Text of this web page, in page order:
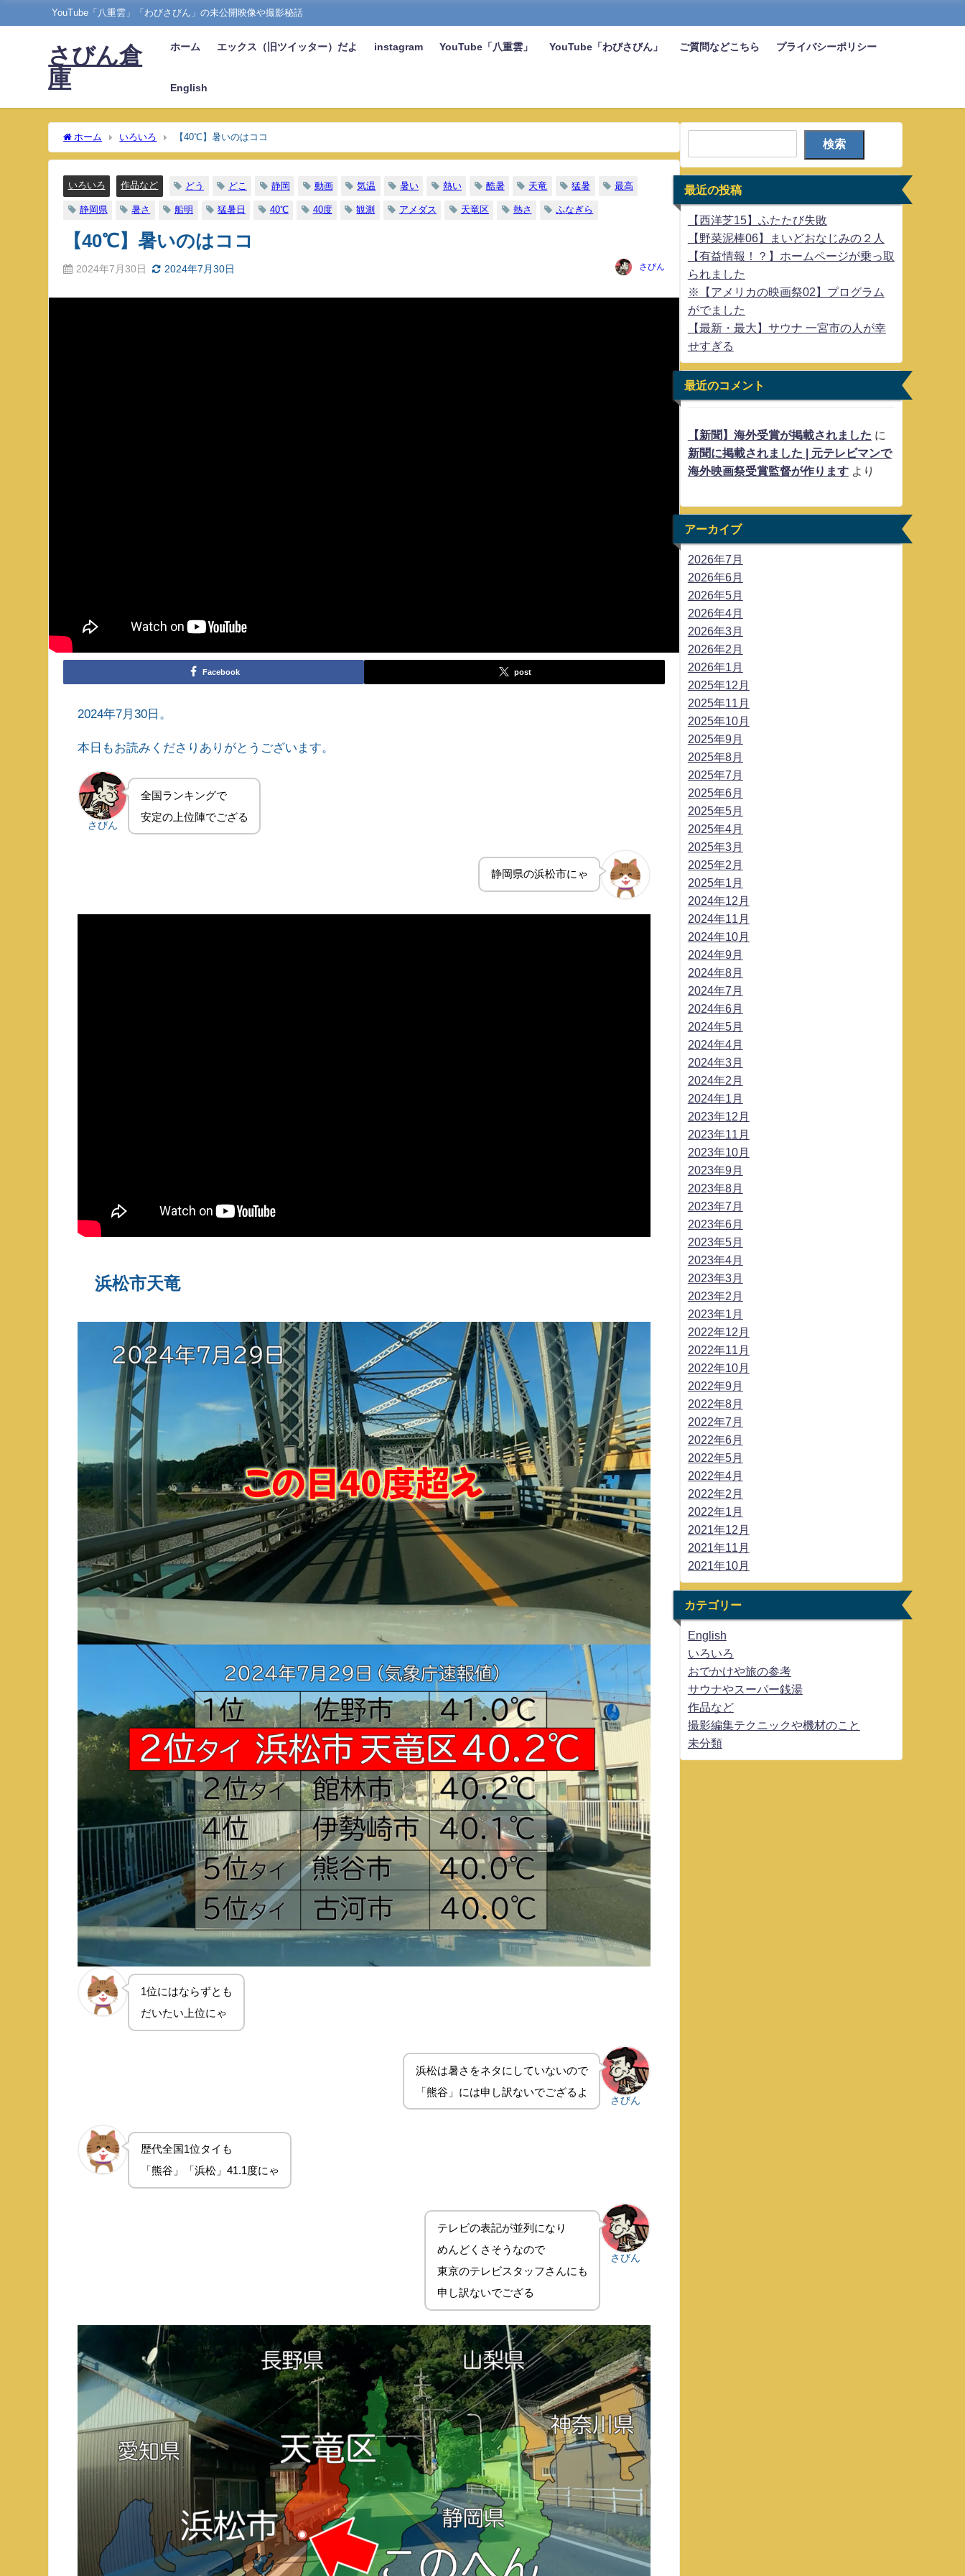
YouTube「八重雲」「わびさびん」の未公開映像や撮影秘話
さびん倉
庫
ホーム エックス（旧ツイッター）だよ instagram YouTube「八重雲」 YouTube「わびさびん」 ご質問などこちら プライバシーポリシー
English
ホーム いろいろ 【40℃】暑いのはココ
いろいろ 作品など どう どこ 静岡 動画 気温 暑い 熱い 酷暑 天竜 猛暑 最高
静岡県 暑さ 船明 猛暑日 40℃ 40度 観測 アメダス 天竜区 熱さ ふなぎら
【40℃】暑いのはココ
2024年7月30日 2024年7月30日 さびん
Facebook post
2024年7月30日。
本日もお読みくださりありがとうございます。
さびん
全国ランキングで
安定の上位陣でござる
静岡県の浜松市にゃ
浜松市天竜
1位にはならずとも
だいたい上位にゃ
さびん
浜松は暑さをネタにしていないので
「熊谷」には申し訳ないでござるよ
歴代全国1位タイも
「熊谷」「浜松」41.1度にゃ
さびん
テレビの表記が並列になり
めんどくさそうなので
東京のテレビスタッフさんにも
申し訳ないでござる
検索
最近の投稿
【西洋芝15】ふたたび失敗
【野菜泥棒06】まいどおなじみの２人
【有益情報！？】ホームページが乗っ取
られました
※【アメリカの映画祭02】プログラム
がでました
【最新・最大】サウナ 一宮市の人が幸
せすぎる
最近のコメント
【新聞】海外受賞が掲載されました に
新聞に掲載されました | 元テレビマンで
海外映画祭受賞監督が作りますより
アーカイブ
2026年7月
2026年6月
2026年5月
2026年4月
2026年3月
2026年2月
2026年1月
2025年12月
2025年11月
2025年10月
2025年9月
2025年8月
2025年7月
2025年6月
2025年5月
2025年4月
2025年3月
2025年2月
2025年1月
2024年12月
2024年11月
2024年10月
2024年9月
2024年8月
2024年7月
2024年6月
2024年5月
2024年4月
2024年3月
2024年2月
2024年1月
2023年12月
2023年11月
2023年10月
2023年9月
2023年8月
2023年7月
2023年6月
2023年5月
2023年4月
2023年3月
2023年2月
2023年1月
2022年12月
2022年11月
2022年10月
2022年9月
2022年8月
2022年7月
2022年6月
2022年5月
2022年4月
2022年2月
2022年1月
2021年12月
2021年11月
2021年10月
カテゴリー
English
いろいろ
おでかけや旅の参考
サウナやスーパー銭湯
作品など
撮影編集テクニックや機材のこと
未分類